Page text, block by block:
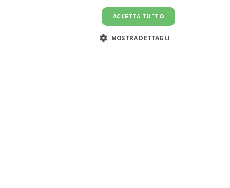
ACCETTA TUTTO
MOSTRA DETTAGLI